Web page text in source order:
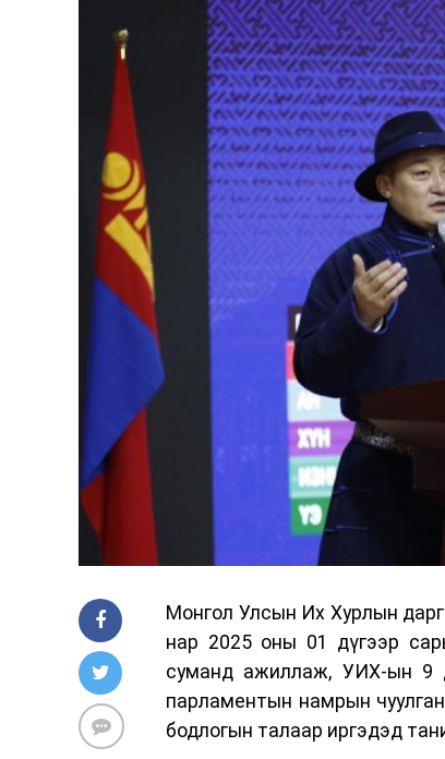
Монгол Улсын Их Хурлын
нар 2025 оны 01 дүгээр
суманд ажиллаж, УИХ-ын 9
парламентын намрын
бодлогын талаар иргэдэд